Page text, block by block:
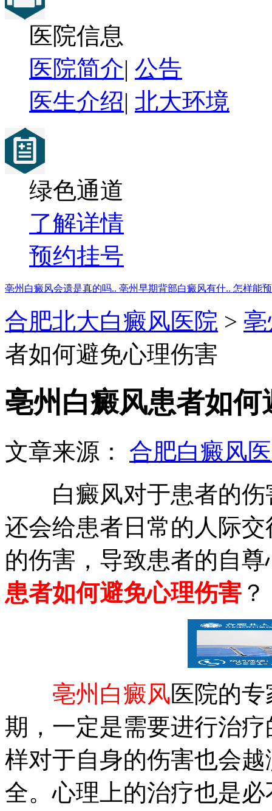
医院信息
医院简介| 公告
医生介绍| 北大环境
绿色通道
了解详情
预约挂号
亳州白癜风会遗是真的吗.. 亳州早期背部白癜风有什.. 怎样能
合肥北大白癜风医院 >
者如何避免心理伤害
亳州白癜风患者如何
文章来源： 合肥白癜风
白癜风对于患者的伤
还会给患者日常的人际
的伤害，导致患者的自
患者如何避免心理伤害 ？
亳州白癜风医院的
期，一定是需要进行治
样对于自身的伤害也会
全。心理上的治疗也是